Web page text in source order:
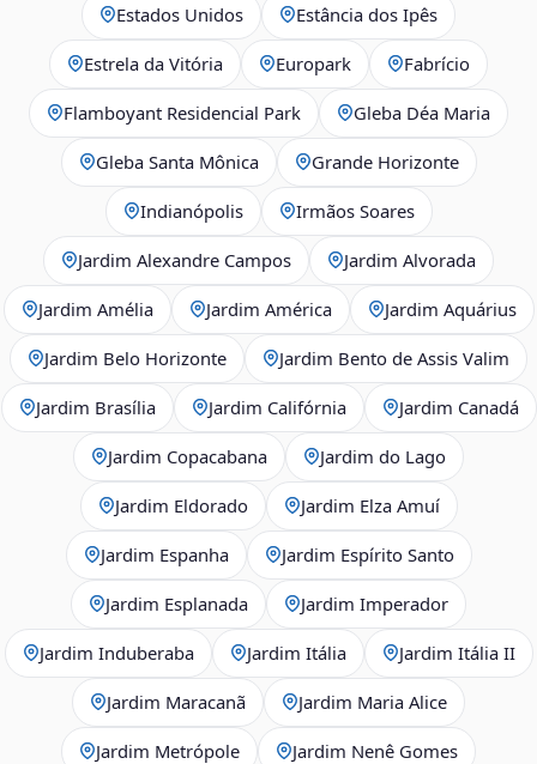
Estados Unidos Estância dos Ipês
Estrela da Vitória Europark Fabrício
Flamboyant Residencial Park Gleba Déa Maria
Gleba Santa Mônica Grande Horizonte
Indianópolis Irmãos Soares
Jardim Alexandre Campos Jardim Alvorada
Jardim Amélia Jardim América Jardim Aquárius
Jardim Belo Horizonte Jardim Bento de Assis Valim
Jardim Brasília Jardim Califórnia Jardim Canadá
Jardim Copacabana Jardim do Lago
Jardim Eldorado Jardim Elza Amuí
Jardim Espanha Jardim Espírito Santo
Jardim Esplanada Jardim Imperador
Jardim Induberaba Jardim Itália Jardim Itália II
Jardim Maracanã Jardim Maria Alice
Jardim Metrópole Jardim Nenê Gomes